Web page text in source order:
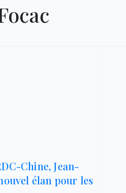
Chine, Jean-
élan pour les